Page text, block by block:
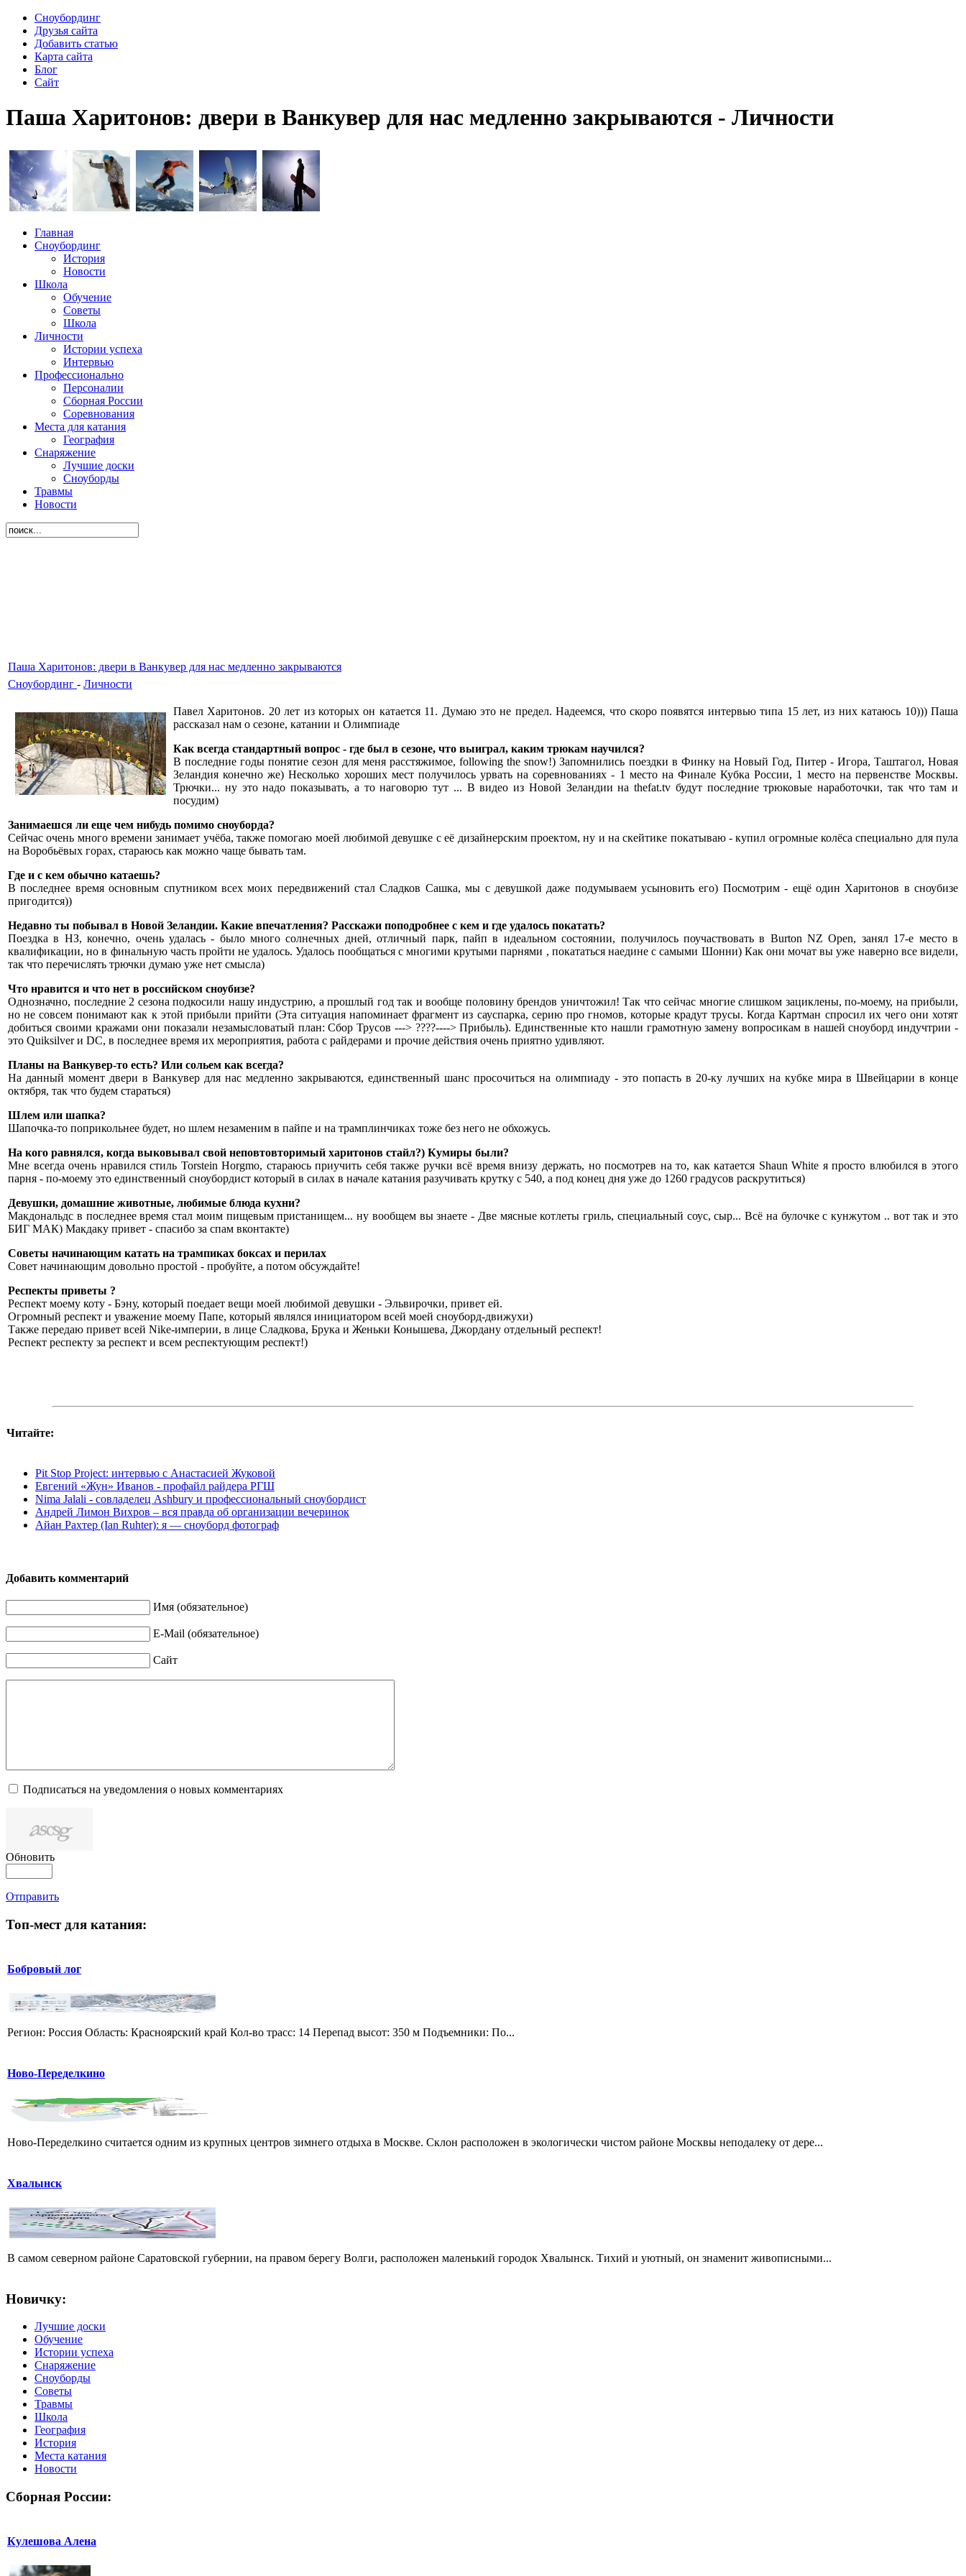
Сноубординг
Друзья сайта
Добавить статью
Карта сайта
Блог
Сайт
Паша Харитонов: двери в Ванкувер для нас медленно закрываются - Личности
Главная
Сноубординг
История
Новости
Школа
Обучение
Советы
Школа
Личности
Истории успеха
Интервью
Профессионально
Персоналии
Сборная России
Соревнования
Места для катания
География
Снаряжение
Лучшие доски
Сноуборды
Травмы
Новости
Паша Харитонов: двери в Ванкувер для нас медленно закрываются
Сноубординг - Личности
Павел Харитонов. 20 лет из которых он катается 11. Думаю это не предел. Надеемся, что скоро появятся интервью типа 15 лет, из них катаюсь 10))) Паша
рассказал нам о сезоне, катании и Олимпиаде
Как всегда стандартный вопрос - где был в сезоне, что выиграл, каким трюкам научился?
В последние годы понятие сезон для меня расстяжимое, following the snow!) Запомнились поездки в Финку на Новый Год, Питер - Игора, Таштагол, Новая
Зеландия конечно же) Несколько хороших мест получилось урвать на соревнованиях - 1 место на Финале Кубка России, 1 место на первенстве Москвы.
Трючки... ну это надо показывать, а то наговорю тут ... В видео из Новой Зеландии на thefat.tv будут последние трюковые наработочки, так что там и
посудим)
Занимаешся ли еще чем нибудь помимо сноуборда?
Сейчас очень много времени занимает учёба, также помогаю моей любимой девушке с её дизайнерским проектом, ну и на скейтике покатываю - купил огромные колёса специально для пула
на Воробьёвых горах, стараюсь как можно чаще бывать там.
Где и с кем обычно катаешь?
В последнее время основным спутником всех моих передвижений стал Сладков Сашка, мы с девушкой даже подумываем усыновить его) Посмотрим - ещё один Харитонов в сноубизе
пригодится))
Недавно ты побывал в Новой Зеландии. Какие впечатления? Расскажи поподробнее с кем и где удалось покатать?
Поездка в НЗ, конечно, очень удалась - было много солнечных дней, отличный парк, пайп в идеальном состоянии, получилось поучаствовать в Burton NZ Open, занял 17-е место в
квалификации, но в финальную часть пройти не удалось. Удалось пообщаться с многими крутыми парнями , покататься наедине с самыми Шонни) Как они мочат вы уже наверно все видели,
так что перечислять трючки думаю уже нет смысла)
Что нравится и что нет в российском сноубизе?
Однозначно, последние 2 сезона подкосили нашу индустрию, а прошлый год так и вообще половину брендов уничтожил! Так что сейчас многие слишком зациклены, по-моему, на прибыли,
но не совсем понимают как к этой прибыли прийти (Эта ситуация напоминает фрагмент из сауспарка, серию про гномов, которые крадут трусы. Когда Картман спросил их чего они хотят
добиться своими кражами они показали незамысловатый план: Сбор Трусов ---> ????----> Прибыль). Единственные кто нашли грамотную замену вопросикам в нашей сноуборд индучтрии -
это Quiksilver и DC, в последнее время их мероприятия, работа с райдерами и прочие действия очень приятно удивляют.
Планы на Ванкувер-то есть? Или сольем как всегда?
На данный момент двери в Ванкувер для нас медленно закрываются, единственный шанс просочиться на олимпиаду - это попасть в 20-ку лучших на кубке мира в Швейцарии в конце
октября, так что будем стараться)
Шлем или шапка?
Шапочка-то поприкольнее будет, но шлем незаменим в пайпе и на трамплинчиках тоже без него не обхожусь.
На кого равнялся, когда выковывал свой неповтовторимый харитонов стайл?) Кумиры были?
Мне всегда очень нравился стиль Torstein Horgmo, стараюсь приучить себя также ручки всё время внизу держать, но посмотрев на то, как катается Shaun White я просто влюбился в этого
парня - по-моему это единственный сноубордист который в силах в начале катания разучивать крутку с 540, а под конец дня уже до 1260 градусов раскрутиться)
Девушки, домашние животные, любимые блюда кухни?
Макдональдс в последнее время стал моим пищевым пристанищем... ну вообщем вы знаете - Две мясные котлеты гриль, специальный соус, сыр... Всё на булочке с кунжутом .. вот так и это
БИГ МАК) Макдаку привет - спасибо за спам вконтакте)
Советы начинающим катать на трампиках боксах и перилах
Совет начинающим довольно простой - пробуйте, а потом обсуждайте!
Респекты приветы ?
Респект моему коту - Бэну, который поедает вещи моей любимой девушки - Эльвирочки, привет ей.
Огромный респект и уважение моему Папе, который являлся инициатором всей моей сноуборд-движухи)
Также передаю привет всей Nike-империи, в лице Сладкова, Брука и Женьки Конышева, Джордану отдельный респект!
Респект респекту за респект и всем респектующим респект!)
Читайте:
Pit Stop Project: интервью с Анастасией Жуковой
Евгений «Жун» Иванов - профайл райдера РГШ
Nima Jalali - совладелец Ashbury и профессиональный сноубордист
Андрей Лимон Вихров – вся правда об организации вечеринок
Айан Рахтер (Ian Ruhter): я — сноуборд фотограф
Добавить комментарий
Имя (обязательное)
E-Mail (обязательное)
Сайт
Подписаться на уведомления о новых комментариях
Обновить
Отправить
Топ-мест для катания:
Бобровый лог
Регион: Россия Область: Красноярский край Кол-во трасс: 14 Перепад высот: 350 м Подъемники: По...
Ново-Переделкино
Ново-Переделкино считается одним из крупных центров зимнего отдыха в Москве. Склон расположен в экологически чистом районе Москвы неподалеку от дере...
Хвалынск
В самом северном районе Саратовской губернии, на правом берегу Волги, расположен маленький городок Хвалынск. Тихий и уютный, он знаменит живописными...
Новичку:
Лучшие доски
Обучение
Истории успеха
Снаряжение
Сноуборды
Советы
Травмы
Школа
География
История
Места катания
Новости
Сборная России:
Кулешова Алена